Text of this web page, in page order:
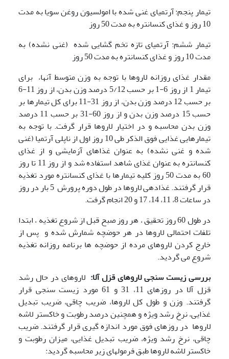
تیمار پنجم: آرتمیای غنی شده با امولسیون روغن سویا به مدت
10 روز و غذای کنسانتره به مدت 50 روز
تیمار ششم: آرتمیای تازه تخم گشایی شده (غنی نشده) به
مدت 10 روز و غذای کنسانتره به مدت 50 روز
مقدار غذای روزانه لاروها با توجه به وزن متوسط آنها، برای
تیمار 1 از روز 6-1 بر حسب 5/12 درصد وزن بدن، از روز 11-6
بر حسب 12 درصد وزن بدن، از روز 31-11 برای کل تیمارها بر
حسب 15 درصد وزن بدن و از روز 60-31 بر حسب 11 درصد
وزن بدن محاسبه و در اختیار لاروها قرار گرفت. با توجه به
تیمارهایی غذایی فوق الذکر طی 10 روز اول از ناپلی آرتمیا (غنی
شده و غنی نشده) به عنوان غذاهای آزمایشی و از غذای
کنسانتره به عنوان غذای شاهد استفاده شد و از روز 11 تا روز
60 به مدت 50 روز کلیه تیمارها با غذای کنسانتره مورد تغذیه
قرار گرفتند. غذادهی لاروها در طول دوره پرورش 5 بار در روز
در ساعات 8، 11، 14، 17 و 20 انجام گرفت.
در طول 60 روز تحقیق ، هر روز صبح قبل از شروع تغذیه ، ابتدا
تلفات احتمالی لاروها در هر حوضچه شمارش شده و پس از
خارج کردن لاروهای مرده از حوضچه ها برنامه روزانه تغذیه
شروع می گردید.
بررسی زیست سنجی لاروهای قزل آلا: لاروهای در حال رشد
قزل آلا در روزهای 11، 31 و 61 مورد زیست سنجی قرار
گرفتند. وزن و طول کل لاروها، ضریب چاقی، ضریب تبدیل
غذایی، نرخ رشد ویژه و همچنین درصد رطوبت و خاکستر لاشه
لاروها در روزهای فوق مورد اندازه گیری قرار گرفتند. ضریب
چاقی، نرخ رشد ویژه، ضریب تبدیل غذایی، میزان رطوبت و
خاکستر لاشه لاروها طبق فرمولهای زیر محاسبه گردید: